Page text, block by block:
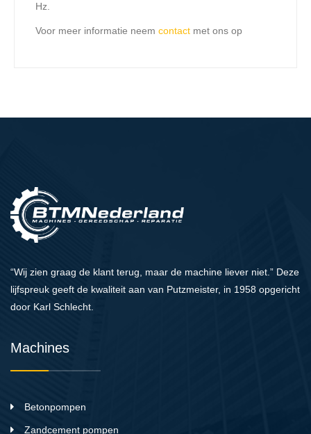
Hz.
Voor meer informatie neem contact met ons op
“Wij zien graag de klant terug, maar de machine liever niet.” Deze
lijfspreuk geeft de kwaliteit aan van Putzmeister, in 1958 opgericht
door Karl Schlecht.
Machines
Betonpompen
Zandcement pompen